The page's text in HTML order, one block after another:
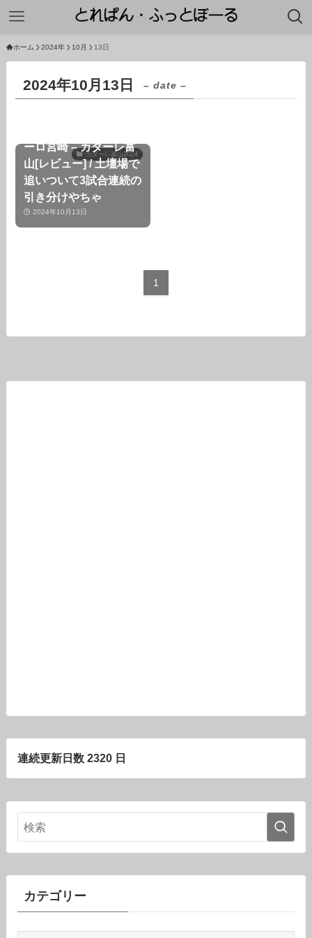
ホーム 2024年 10月 13日
2024年10月13日 – date –
カターレ富山2024
ーロ宮崎 – カターレ富
山[レビュー] / 土壇場で
追いついて3試合連続の
引き分けやちゃ
2024年10月13日
1
連続更新日数 2320 日
カテゴリー